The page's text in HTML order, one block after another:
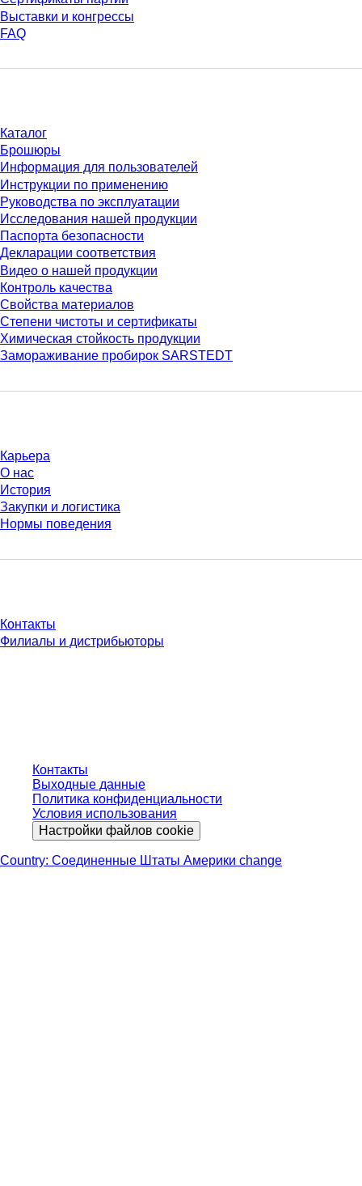
Выставки и конгрессы
FAQ
Каталог
Брошюры
Информация для пользователей
Инструкции по применению
Руководства по эксплуатации
Исследования нашей продукции
Паспорта безопасности
Декларации соответствия
Видео о нашей продукции
Контроль качества
Свойства материалов
Степени чистоты и сертификаты
Химическая стойкость продукции
Замораживание пробирок SARSTEDT
Карьера
О нас
История
Закупки и логистика
Нормы поведения
Контакты
Филиалы и дистрибьюторы
Контакты
Выходные данные
Политика конфиденциальности
Условия использования
Настройки файлов cookie
Country: Соединенные Штаты Америки change